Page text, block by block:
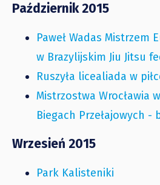
Październik 2015
Paweł Wadas Mistrzem
w Brazylijskim Jiu Jitsu
Ruszyła licealiada w
Mistrzostwa Wrocławia
Biegach Przełajowych -
Wrzesień 2015
Park Kalisteniki